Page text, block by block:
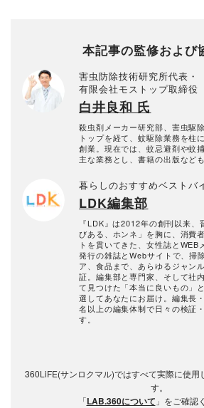
本記事の監修および
害虫防除技術研究所代表・
有限会社モストップ取締役
白井良和 氏
殺虫剤メーカー研究部、害虫駆
トップを経て、蚊駆除業務を柱
創業。現在では、蚊忌避剤や蚊
主な業務とし、書籍の出版など
暮らしのおすすめベストバ
LDK編集部
『LDK』は2012年の創刊以来
びある、ホンネ」を胸に、消費
トを貫いてきた、女性誌とWEB
発行の雑誌とWebサイトで、掃
ア、食品まで、あらゆるジャン
証。編集部と専門家、そして社
て見つけた「本当に良いもの」
選してあなたにお届け。編集長
名以上の編集体制で日々の検証
す。
360LiFE(サンロクマル)ではすべて実際に使用
す。
「LAB.360について 」をご確認